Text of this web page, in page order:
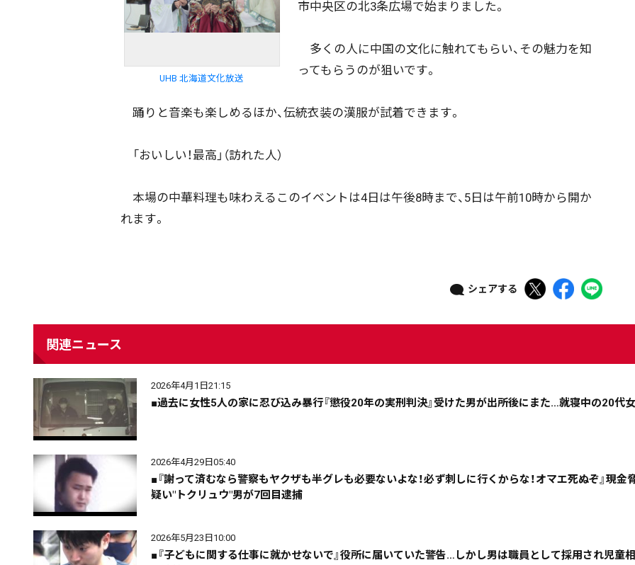
UHB 北海道文化放送
市中央区の北3条広場で始まりました。
多くの人に中国の文化に触れてもらい、その魅力を知
ってもらうのが狙いです。
踊りと音楽も楽しめるほか、伝統衣装の漢服が試着できます。
「おいしい！最高」（訪れた人）
本場の中華料理も味わえるこのイベントは4日は午後8時まで、5日は午前10時から開か
れます。
シェアする
関連ニュース
2026年4月1日21:15
■過去に女性5人の家に忍び込み暴行『懲役20年の実刑判決』受けた男が出所後にまた…就寝中の20代
2026年4月29日05:40
■『謝って済むなら警察もヤクザも半グレも必要ないよな！必ず刺しに行くからな！オマエ死ぬぞ』現金
疑い"トクリュウ"男が7回目逮捕
2026年5月23日10:00
■『子どもに関する仕事に就かせないで』役所に届いていた警告…しかし男は職員として採用され児童
ニュース記事を探す
カテゴリ 事件・事故 社会 政治 道内経済 くらし・医療 エンタメ・スポーツ
エリア 道北